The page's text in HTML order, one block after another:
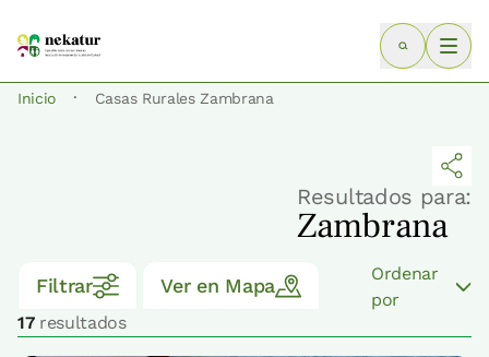
Inicio · Casas Rurales Zambrana
Resultados para:
Zambrana
Filtrar Ver en Mapa
17resultados
Ordenar
por